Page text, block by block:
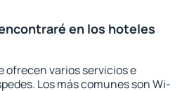
en los hoteles
ofrecen varios servicios e
Los más comunes son Wi-